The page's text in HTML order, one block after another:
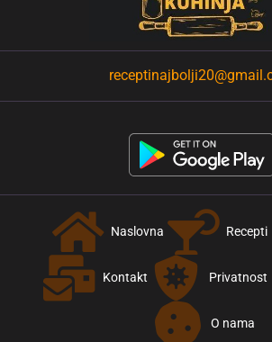
Naslovna Recepti
Kontakt Privatnost
O nama